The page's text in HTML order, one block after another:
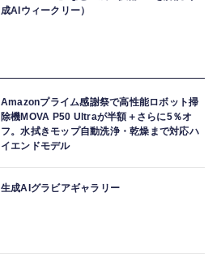
成AIウィークリー）
Amazonプライム感謝祭で高性能ロボット掃
除機MOVA P50 Ultraが半額＋さらに5％オ
フ。水拭きモップ自動洗浄・乾燥まで対応ハ
イエンドモデル
生成AIグラビアギャラリー